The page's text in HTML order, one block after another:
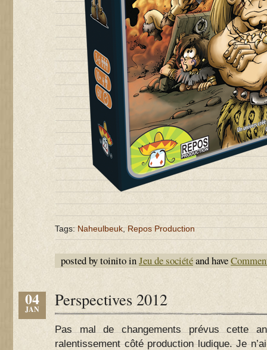
Tags:Naheulbeuk,Repos Production
posted by toinito inJeu de sociétéand have
04
JAN Perspectives 2012
Pas mal de changements prévus cette
ralentissement côté production ludique. Je